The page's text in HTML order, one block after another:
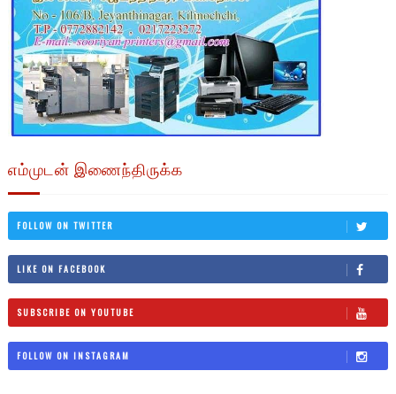
எம்முடன் இணைந்திருக்க
FOLLOW ON TWITTER
LIKE ON FACEBOOK
SUBSCRIBE ON YOUTUBE
FOLLOW ON INSTAGRAM